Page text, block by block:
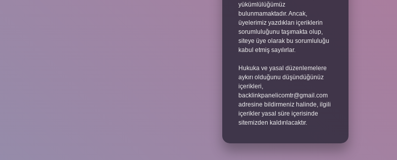
yükümlülüğümüz
bulunmamaktadır. Ancak,
üyelerimiz yazdıkları içeriklerin
sorumluluğunu taşımakta olup,
siteye üye olarak bu sorumluluğu
kabul etmiş sayılırlar.
Hukuka ve yasal düzenlemelere
aykırı olduğunu düşündüğünüz
içerikleri,
backlinkpanelicomtr@gmail.com
adresine bildirmeniz halinde, ilgili
içerikler yasal süre içerisinde
sitemizden kaldırılacaktır.